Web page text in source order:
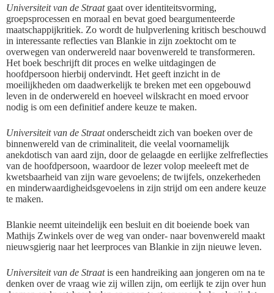
Universiteit van de Straatgaat over identiteitsvorming,
groepsprocessen en moraal en bevat goed beargumenteerde
maatschappijkritiek. Zo wordt de hulpverlening kritisch beschouwd
in interessante reflecties van Blankie in zijn zoektocht om te
overwegen van onderwereld naar bovenwereld te transformeren.
Het boek beschrijft dit proces en welke uitdagingen de
hoofdpersoon hierbij ondervindt. Het geeft inzicht in de
moeilijkheden om daadwerkelijk te breken met een opgebouwd
leven in de onderwereld en hoeveel wilskracht en moed ervoor
nodig is om een definitief andere keuze te maken.
Universiteit van de Straatonderscheidt zich van boeken over de
binnenwereld van de criminaliteit, die veelal voornamelijk
anekdotisch van aard zijn, door de gelaagde en eerlijke zelfreflecties
van de hoofdpersoon, waardoor de lezer volop meeleeft met de
kwetsbaarheid van zijn ware gevoelens; de twijfels, onzekerheden
en minderwaardigheidsgevoelens in zijn strijd om een andere keuze
te maken.
Blankie neemt uiteindelijk een besluit en dit boeiende boek van
Mathijs Zwinkels over de weg van onder- naar bovenwereld maakt
nieuwsgierig naar het leerproces van Blankie in zijn nieuwe leven.
Universiteit van de Straatis een handreiking aan jongeren om na te
denken over de vraag wie zij willen zijn, om eerlijk te zijn over hun